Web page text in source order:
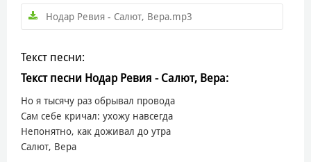
Нодар Ревия - Салют, Вера.mp3
Текст песни:
Текст песни Нодар Ревия - Салют, Вера:
Но я тысячу раз обрывал провода
Сам себе кричал: ухожу навсегда
Непонятно, как доживал до утра
Салют, Вера